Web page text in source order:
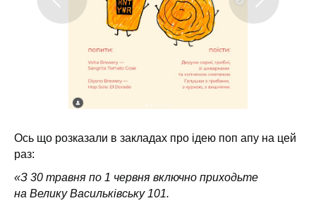
Ось що розказали в закладах про ідею поп апу на цей
раз:
«З 30 травня по 1 червня включно приходьте
на Велику Васильківську 101.